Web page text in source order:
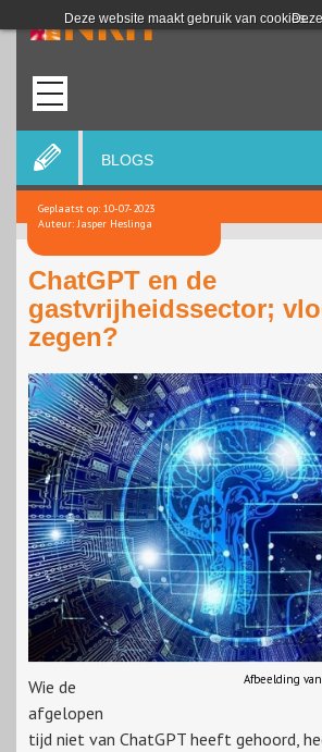
Deze website maakt gebruik van cookies.
BLOGS
Geplaatst op: 10-07-2023
Auteur: Jasper Heslinga
ChatGPT en de
gastvrijheidssector;
zegen?
Afbeelding
Wie de
afgelopen
tijd niet van ChatGPT heeft gehoord,